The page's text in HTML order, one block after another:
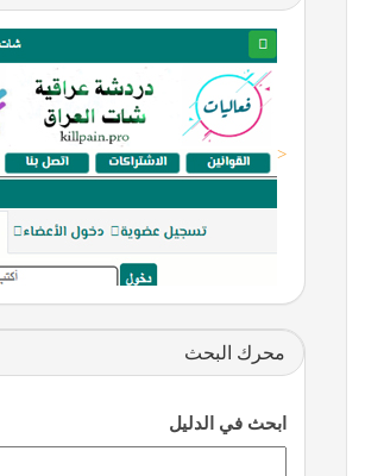
<
محرك البحث
ابحث في الدليل